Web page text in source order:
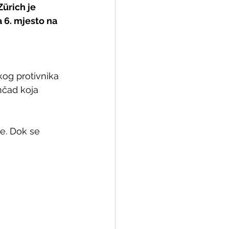
je
6. mjesto na
protivnika
koja
Dok se